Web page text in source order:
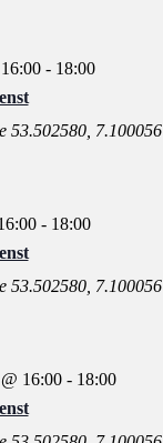
- 18:00
53.502580, 7.100056
- 18:00
53.502580, 7.100056
16:00- 18:00